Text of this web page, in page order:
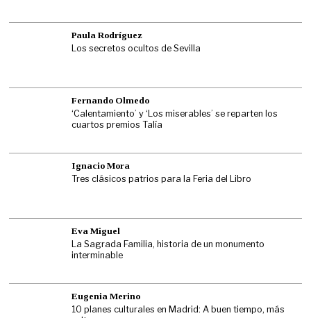
Paula Rodríguez
Los secretos ocultos de Sevilla
Fernando Olmedo
‘Calentamiento’ y ‘Los miserables’ se reparten los
cuartos premios Talía
Ignacio Mora
Tres clásicos patrios para la Feria del Libro
Eva Miguel
La Sagrada Familia, historia de un monumento
interminable
Eugenia Merino
10 planes culturales en Madrid: A buen tiempo, más